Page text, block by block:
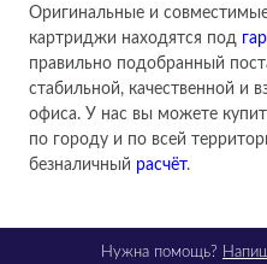
Оригинальные и
картриджи находятся под
правильно подобранный
стабильной, качественной и
офиса. У нас вы можете
по городу и по всей
безналичный расчёт.
Нужна помощь?